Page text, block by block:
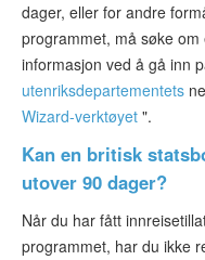
dager, eller for andre
programmet, må søke
informasjon ved å gå inn
utenriksdepartementets
Wizard-verktøyet ".
Kan en britisk
utover 90 dager?
Når du har fått
programmet, har du ikke